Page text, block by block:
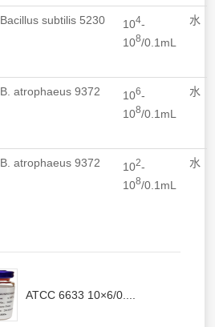
Bacillus subtilis 5230 104-
108/0.1mL
水
B. atrophaeus9372 106-
108/0.1mL
水
B. atrophaeus9372 102-
108/0.1mL
水
ATCC 6633 10×6/0....